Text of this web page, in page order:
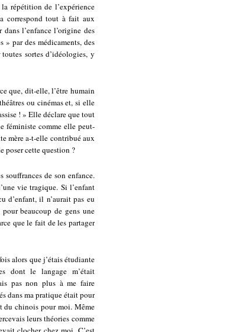
répétition de l’expérience
correspond tout à fait aux
l’enfance l’origine des
» par des médicaments, des
sortes d’idéologies, y
que, dit-elle, l’être humain
ou cinémas et, si elle
! » Elle déclare que tout
féministe comme elle peut-
mère a-t-elle contribué aux
poser cette question ?
de son enfance.
vie tragique. Si l’enfant
d’enfant, il n’aurait pas eu
beaucoup de gens une
que le fait de les partager
alors que j’étais étudiante
dont le langage m’était
pas non plus à me faire
dans ma pratique était pour
du chinois pour moi. Même
leurs théories comme